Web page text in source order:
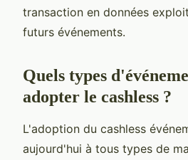
transaction en données
futurs événements.
Quels types
adopter le cashless ?
L'adoption du cashless
aujourd'hui à tous types de